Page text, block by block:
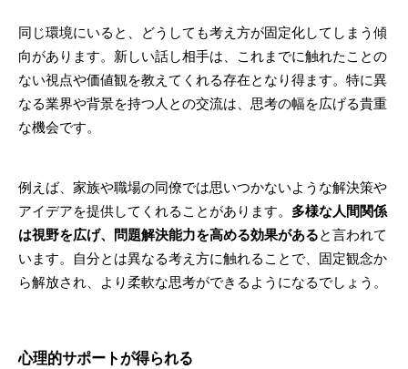
同じ環境にいると、どうしても考え方が固定化してしまう傾
向があります。新しい話し相手は、これまでに触れたことの
ない視点や価値観を教えてくれる存在となり得ます。特に異
なる業界や背景を持つ人との交流は、思考の幅を広げる貴重
な機会です。
例えば、家族や職場の同僚では思いつかないような解決策や
アイデアを提供してくれることがあります。 多様な人間関係
は視野を広げ、問題解決能力を高める効果があると言われて
います。自分とは異なる考え方に触れることで、固定観念か
ら解放され、より柔軟な思考ができるようになるでしょう。
心理的サポートが得られる